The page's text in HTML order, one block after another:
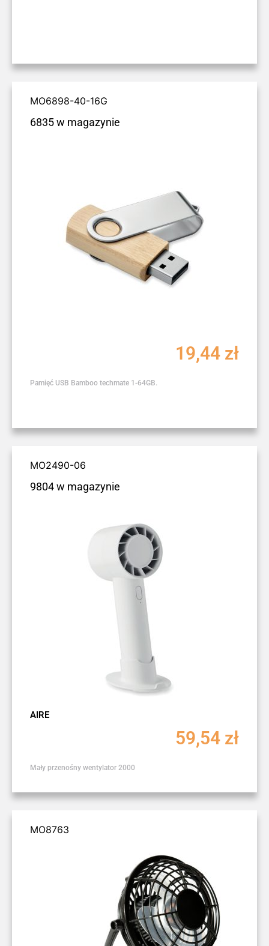
MO6898-40-16G
6835 w magazynie
19,44 zł
Pamięć USB Bamboo techmate 1-64GB.
MO2490-06
9804 w magazynie
AIRE
59,54 zł
Mały przenośny wentylator 2000
MO8763